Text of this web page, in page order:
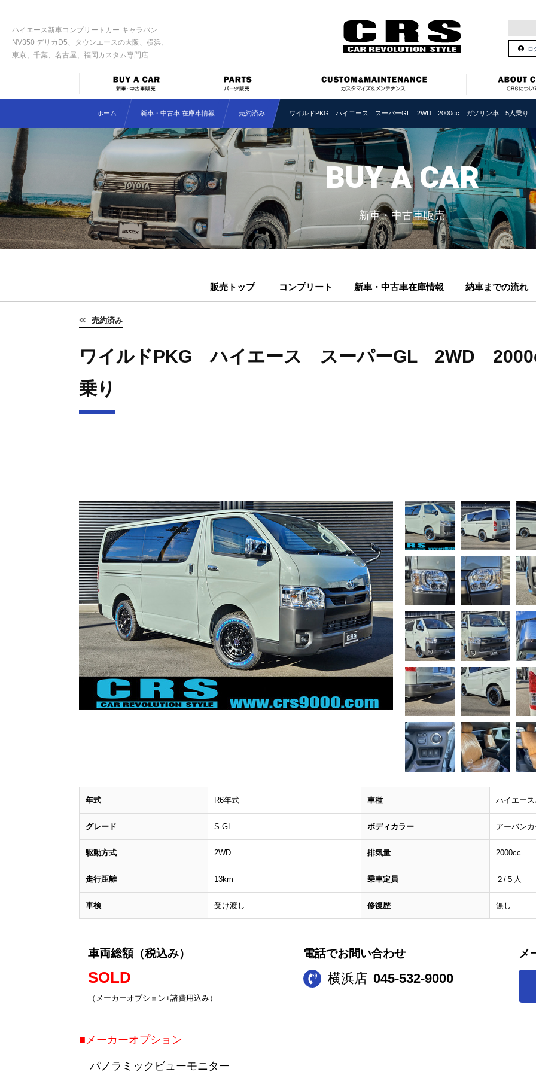
ハイエース新車コンプリートカー キャラバン
NV350 デリカD5、タウンエースの大阪、横浜、
東京、千葉、名古屋、福岡カスタム専門店
ロ
ホーム 新車・中古車 在庫車情報 売約済み ワイルドPKG ハイエース スーパーGL 2WD 2000cc ガソリン車 5人乗り
BUY A CAR
新車・中古車販売
販売トップ コンプリート 新車・中古車在庫情報 納車までの流れ
売約済み
ワイルドPKG ハイエース スーパーGL 2WD
乗り
年式 R6年式 車種 ハイエー
グレード S-GL ボディカラー アーバン
駆動方式 2WD 排気量 2000cc
走行距離 13km 乗車定員 ２/５人
車検 受け渡し 修復歴 無し
車両総額（税込み）
SOLD
（メーカーオプション+諸費用込み）
電話でお問い合わせ
横浜店 045-532-9000
メ
■メーカーオプション
パノラミックビューモニター